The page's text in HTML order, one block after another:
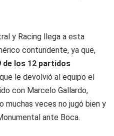
y Racing llega a esta
contundente, ya que,
de los 12 partidos
le devolvió al equipo el
con Marcelo Gallardo,
muchas veces no jugó bien y
ante Boca.